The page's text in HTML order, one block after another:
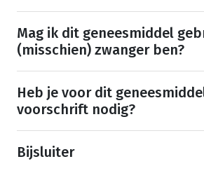
Mag ik dit geneesmiddel
(misschien) zwanger ben?
Heb je voor dit
voorschrift nodig?
Bijsluiter